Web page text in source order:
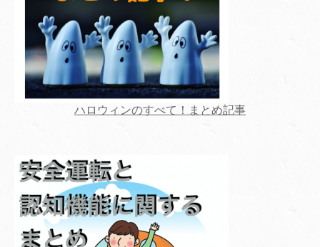
ハロウィンのすべて！まとめ記事